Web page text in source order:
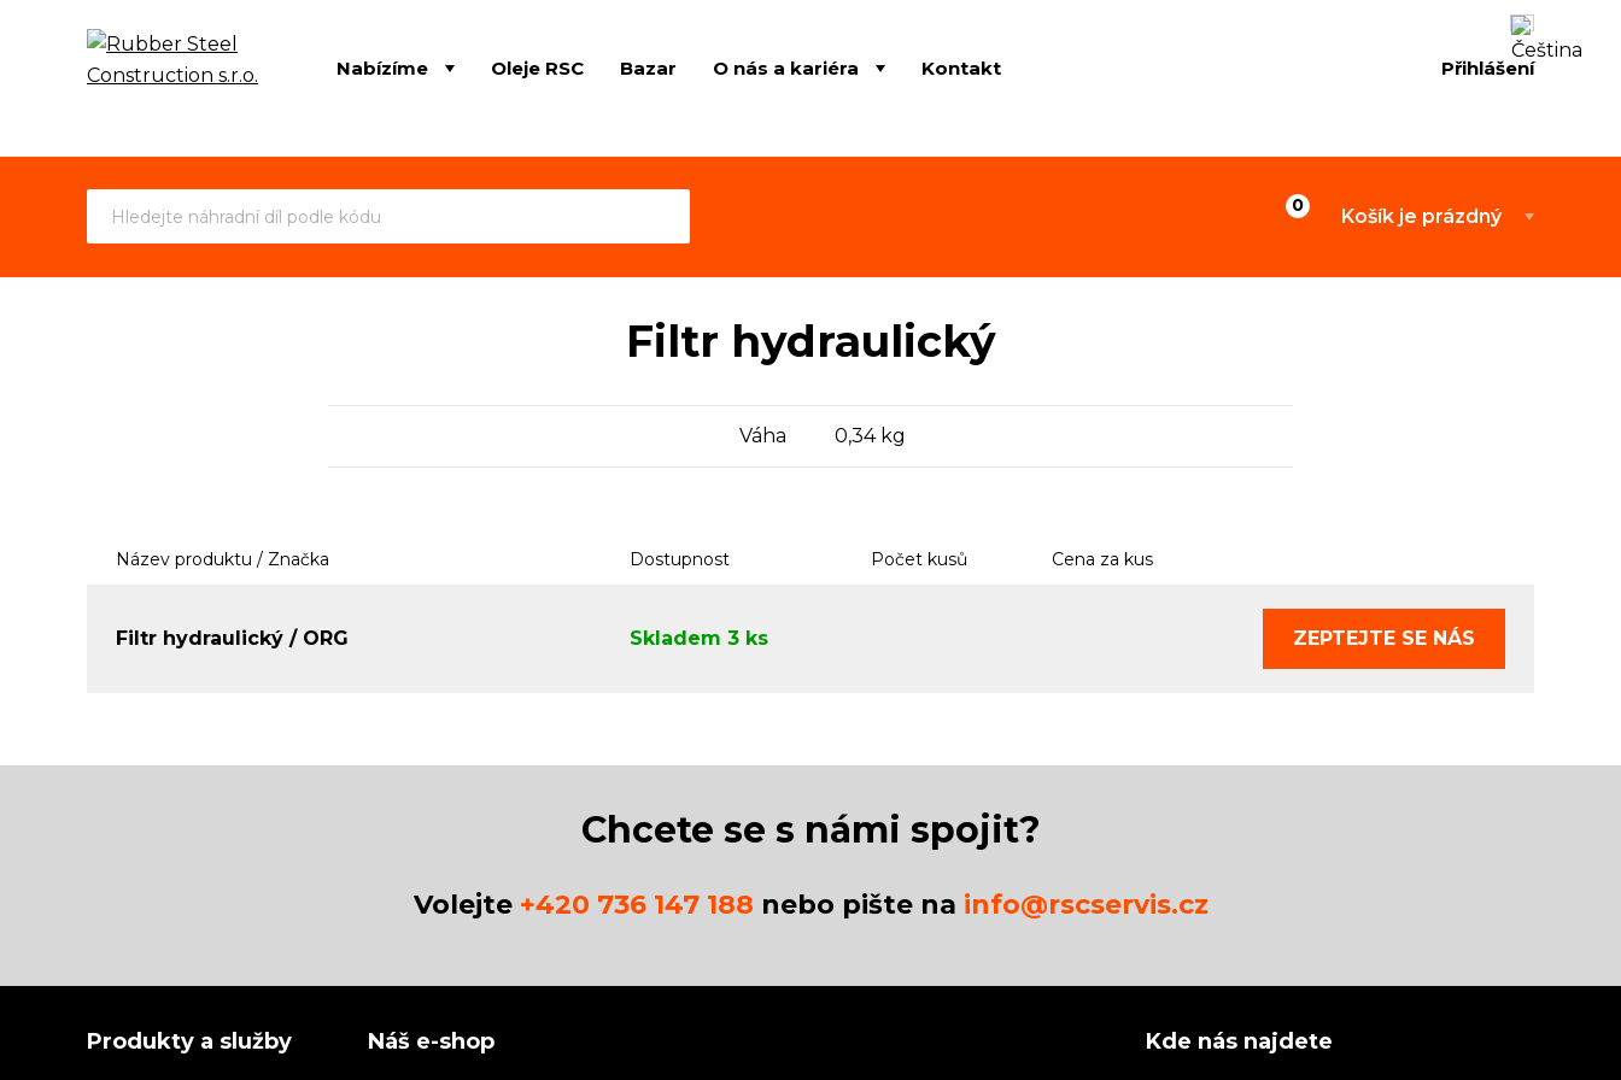
Přihlášení
Nabízíme Oleje RSC Bazar O nás a kariéra Kontakt
Košík je prázdný
Filtr hydraulický
Váha 0,34 kg
Název produktu / Značka Dostupnost Počet kusů Cena za kus
Filtr hydraulický / ORG Skladem 3 ks ZEPTEJTE SE NÁS
Chcete se s námi spojit?
Volejte +420 736 147 188 nebo pište na info@rscservis.cz
Produkty a služby Náš e-shop Kde nás najdete